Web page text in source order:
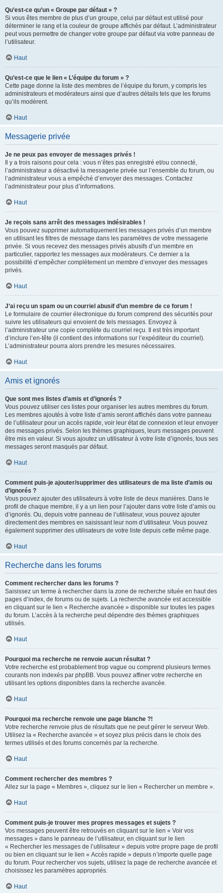
Qu’est-ce qu’un « Groupe par défaut » ?
Si vous êtes membre de plus d’un groupe, celui par défaut est utilisé pour
déterminer le rang et la couleur de groupe affichés par défaut. L’administrateur
peut vous permettre de changer votre groupe par défaut via votre panneau de
l’utilisateur.
Haut
Qu’est-ce que le lien « L’équipe du forum » ?
Cette page donne la liste des membres de l’équipe du forum, y compris les
administrateurs et modérateurs ainsi que d’autres détails tels que les forums
qu’ils modèrent.
Haut
Messagerie privée
Je ne peux pas envoyer de messages privés !
Il y a trois raisons pour cela : vous n’êtes pas enregistré et/ou connecté,
l’administrateur a désactivé la messagerie privée sur l’ensemble du forum, ou
l’administrateur vous a empêché d’envoyer des messages. Contactez
l’administrateur pour plus d’informations.
Haut
Je reçois sans arrêt des messages indésirables !
Vous pouvez supprimer automatiquement les messages privés d’un membre
en utilisant les filtres de message dans les paramètres de votre messagerie
privée. Si vous recevez des messages privés abusifs d’un membre en
particulier, rapportez les messages aux modérateurs. Ce dernier a la
possibilité d’empêcher complètement un membre d’envoyer des messages
privés.
Haut
J’ai reçu un spam ou un courriel abusif d’un membre de ce forum !
Le formulaire de courrier électronique du forum comprend des sécurités pour
suivre les utilisateurs qui envoient de tels messages. Envoyez à
l’administrateur une copie complète du courriel reçu. Il est très important
d’inclure l’en-tête (il contient des informations sur l’expéditeur du courriel).
L’administrateur pourra alors prendre les mesures nécessaires.
Haut
Amis et ignorés
Que sont mes listes d’amis et d’ignorés ?
Vous pouvez utiliser ces listes pour organiser les autres membres du forum.
Les membres ajoutés à votre liste d’amis seront affichés dans votre panneau
de l’utilisateur pour un accès rapide, voir leur état de connexion et leur envoyer
des messages privés. Selon les thèmes graphiques, leurs messages peuvent
être mis en valeur. Si vous ajoutez un utilisateur à votre liste d’ignorés, tous ses
messages seront masqués par défaut.
Haut
Comment puis-je ajouter/supprimer des utilisateurs de ma liste d’amis ou
d’ignorés ?
Vous pouvez ajouter des utilisateurs à votre liste de deux manières. Dans le
profil de chaque membre, il y a un lien pour l’ajouter dans votre liste d’amis ou
d’ignorés. Ou, depuis votre panneau de l’utilisateur, vous pouvez ajouter
directement des membres en saisissant leur nom d’utilisateur. Vous pouvez
également supprimer des utilisateurs de votre liste depuis cette même page.
Haut
Recherche dans les forums
Comment rechercher dans les forums ?
Saisissez un terme à rechercher dans la zone de recherche située en haut des
pages d’index, de forums ou de sujets. La recherche avancée est accessible
en cliquant sur le lien « Recherche avancée » disponible sur toutes les pages
du forum. L’accès à la recherche peut dépendre des thèmes graphiques
utilisés.
Haut
Pourquoi ma recherche ne renvoie aucun résultat ?
Votre recherche est probablement trop vague ou comprend plusieurs termes
courants non indexés par phpBB. Vous pouvez affiner votre recherche en
utilisant les options disponibles dans la recherche avancée.
Haut
Pourquoi ma recherche renvoie une page blanche ?!
Votre recherche renvoie plus de résultats que ne peut gérer le serveur Web.
Utilisez la « Recherche avancée » et soyez plus précis dans le choix des
termes utilisés et des forums concernés par la recherche.
Haut
Comment rechercher des membres ?
Allez sur la page « Membres », cliquez sur le lien « Rechercher un membre ».
Haut
Comment puis-je trouver mes propres messages et sujets ?
Vos messages peuvent être retrouvés en cliquant sur le lien « Voir vos
messages » dans le panneau de l’utilisateur, en cliquant sur le lien
« Rechercher les messages de l’utilisateur » depuis votre propre page de profil
ou bien en cliquant sur le lien « Accès rapide » depuis n’importe quelle page
du forum. Pour rechercher vos sujets, utilisez la page de recherche avancée et
choisissez les paramètres appropriés.
Haut